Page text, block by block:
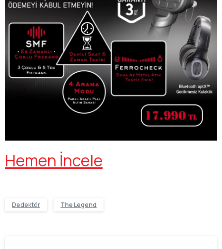
Hemen İncele
Dedektör The Legend